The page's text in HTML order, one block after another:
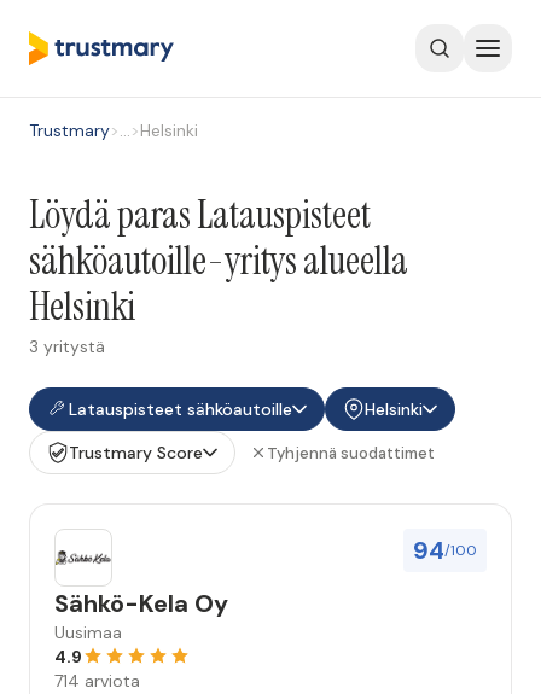
Trustmary>…>Helsinki
Löydä paras Latauspisteet
sähköautoille-yritys alueella
Helsinki
3 yritystä
Latauspisteet sähköautoille
Helsinki
Trustmary Score
Tyhjennä suodattimet
94/100
Sähkö-Kela Oy
Uusimaa
4.9
714 arviota